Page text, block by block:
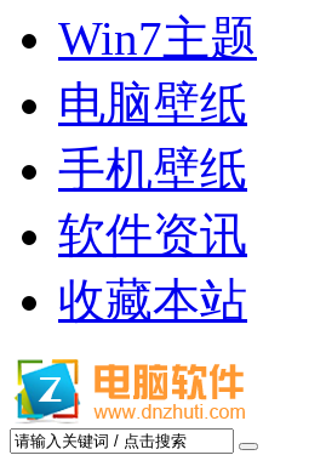
Win7主题
电脑壁纸
手机壁纸
软件资讯
收藏本站